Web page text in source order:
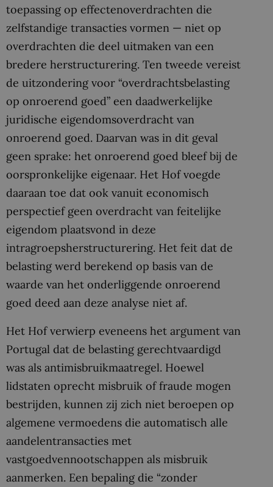
toepassing op effectenoverdrachten die
zelfstandige transacties vormen — niet op
overdrachten die deel uitmaken van een
bredere herstructurering. Ten tweede vereist
de uitzondering voor “overdrachtsbelasting
op onroerend goed” een daadwerkelijke
juridische eigendomsoverdracht van
onroerend goed. Daarvan was in dit geval
geen sprake: het onroerend goed bleef bij de
oorspronkelijke eigenaar. Het Hof voegde
daaraan toe dat ook vanuit economisch
perspectief geen overdracht van feitelijke
eigendom plaatsvond in deze
intragroepsherstructurering. Het feit dat de
belasting werd berekend op basis van de
waarde van het onderliggende onroerend
goed deed aan deze analyse niet af.
Het Hof verwierp eveneens het argument van
Portugal dat de belasting gerechtvaardigd
was als antimisbruikmaatregel. Hoewel
lidstaten oprecht misbruik of fraude mogen
bestrijden, kunnen zij zich niet beroepen op
algemene vermoedens die automatisch alle
aandelentransacties met
vastgoedvennootschappen als misbruik
aanmerken. Een bepaling die “zonder